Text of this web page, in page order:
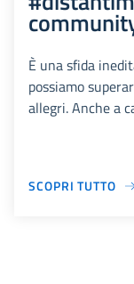
È una sfida
possiamo
allegri. Anche a
SCOPRI TUTTO